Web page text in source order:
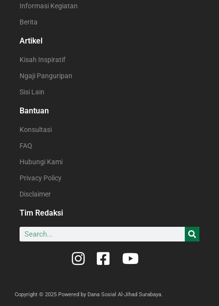
Informasi Kegiatan
Berita
Artikel
Kisah Inspiratif
Ngaji Panguripan
Sisi Lain
Bantuan
Konsultasi
FAQ
Hubungi Kami
Privacy Policy
Disclaimer
Tim Redaksi
Copyright © 2025 Powered by Dana Sosial Al-Jihad Surabaya.